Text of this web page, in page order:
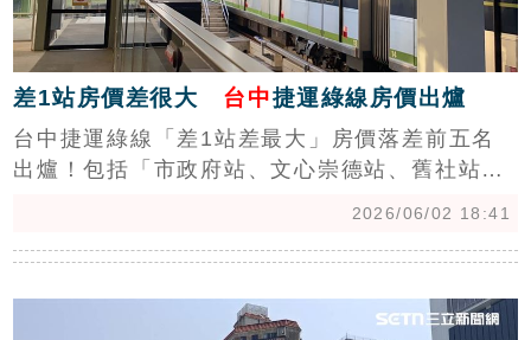
差1站房價差很大 台中捷運綠線房價出爐
台中捷運綠線「差1站差最大」房價落差前五名
出爐！包括「市政府站、文心崇德站、舊社站、
張，只要願意買在「文心櫻花站」，1坪便宜
萬。房仲建議購屋族若預算不足，可靈活「用時
2026/06/02 18:41